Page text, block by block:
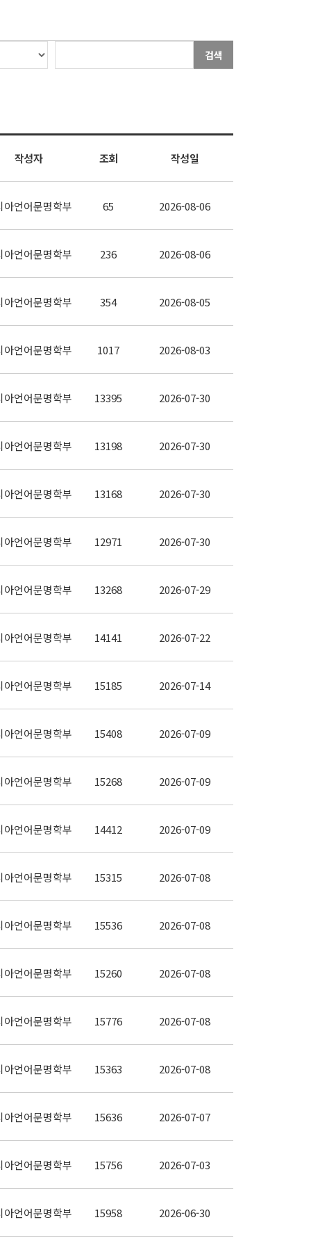
검색
작성자 조회 작성일
아언어문명학부 65 2026-08-06
아언어문명학부 236 2026-08-06
아언어문명학부 354 2026-08-05
아언어문명학부 1017 2026-08-03
아언어문명학부 13395 2026-07-30
아언어문명학부 13198 2026-07-30
아언어문명학부 13168 2026-07-30
아언어문명학부 12971 2026-07-30
아언어문명학부 13268 2026-07-29
아언어문명학부 14141 2026-07-22
아언어문명학부 15185 2026-07-14
아언어문명학부 15408 2026-07-09
아언어문명학부 15268 2026-07-09
아언어문명학부 14412 2026-07-09
아언어문명학부 15315 2026-07-08
아언어문명학부 15536 2026-07-08
아언어문명학부 15260 2026-07-08
아언어문명학부 15776 2026-07-08
아언어문명학부 15363 2026-07-08
아언어문명학부 15636 2026-07-07
아언어문명학부 15756 2026-07-03
아언어문명학부 15958 2026-06-30